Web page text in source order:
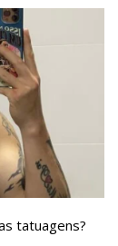
tatuagens?